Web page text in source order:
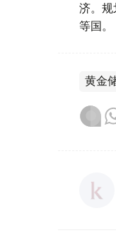
济。
等国。
黄金